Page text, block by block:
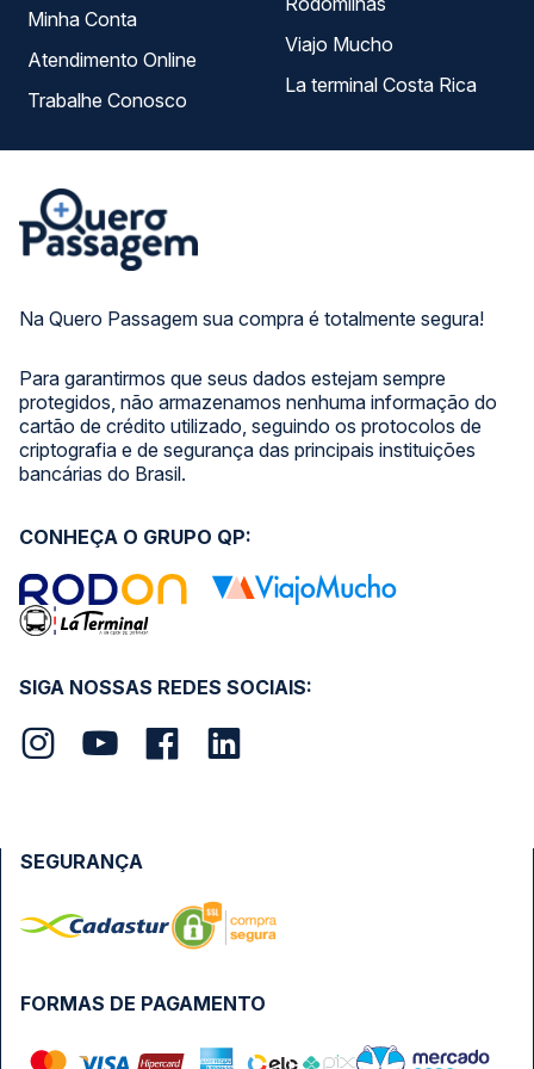
Na Quero Passagem sua compra é totalmente segura!
Para garantirmos que seus dados estejam sempre
protegidos, não armazenamos nenhuma informação do
cartão de crédito utilizado, seguindo os protocolos de
criptografia e de segurança das principais instituições
bancárias do Brasil.
Minha Conta
Atendimento Online
Trabalhe Conosco
Viajo Mucho
La terminal Costa Rica
SIGA NOSSAS REDES SOCIAIS:
CONHEÇA O GRUPO QP:
FORMAS DE PAGAMENTO
SEGURANÇA